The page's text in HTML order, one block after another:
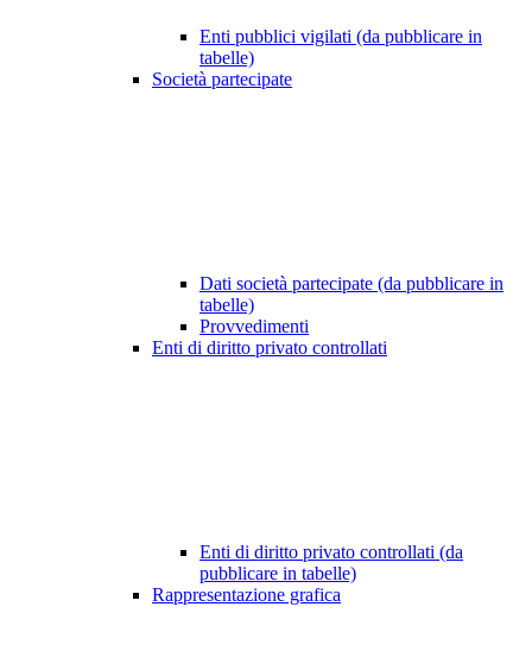
Enti pubblici vigilati (da pubblicare in
tabelle)
Società partecipate
Dati società partecipate (da pubblicare in
tabelle)
Provvedimenti
Enti di diritto privato controllati
Enti di diritto privato controllati (da
pubblicare in tabelle)
Rappresentazione grafica